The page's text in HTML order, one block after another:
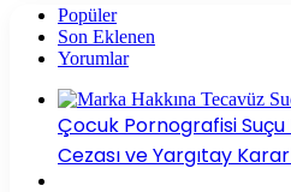
Popüler
Son Eklenen
Yorumlar
Çocuk Pornografisi
Cezası ve Yargıtay